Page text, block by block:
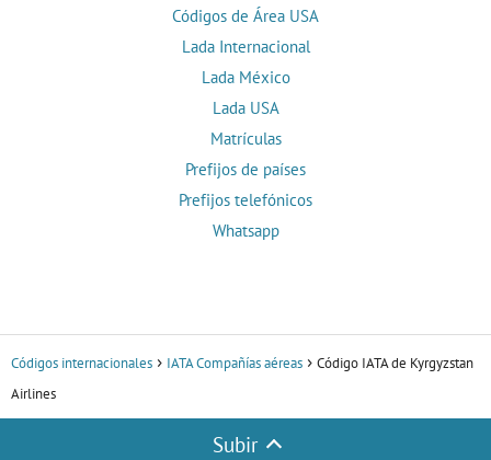
Códigos de Área USA
Lada Internacional
Lada México
Lada USA
Matrículas
Prefijos de países
Prefijos telefónicos
Whatsapp
Códigos internacionales IATA Compañías aéreas
Código IATA de Kyrgyzstan
Airlines
Subir